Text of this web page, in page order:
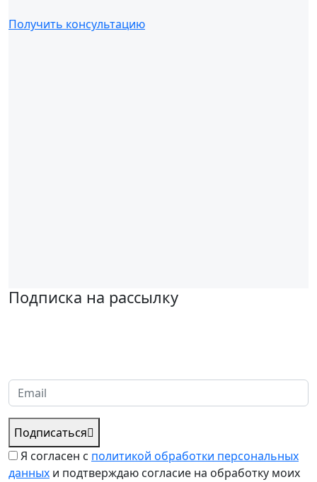
Получить консультацию
Подписка на рассылку
Подписаться
Я согласен с политикой обработки персональных
данных и подтверждаю согласие на обработку моих